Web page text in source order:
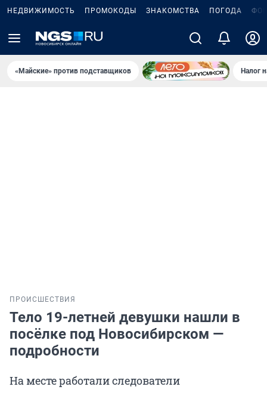
НЕДВИЖИМОСТЬ ПРОМОКОДЫ ЗНАКОМСТВА ПОГОДА
«Майские» против подставщиков Налог
ПРОИСШЕСТВИЯ
Тело 19-летней девушки нашли в
посёлке под Новосибирском —
подробности
На месте работали следователи